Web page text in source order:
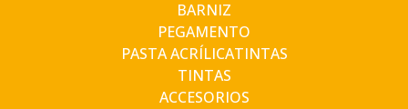
BARNIZ
PEGAMENTO
PASTA ACRÍLICATINTAS
TINTAS
ACCESORIOS